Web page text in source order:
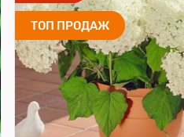
ТОП ПРОДАЖ